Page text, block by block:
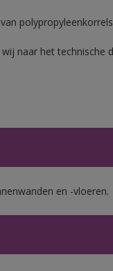
naar het technische
en -vloeren.